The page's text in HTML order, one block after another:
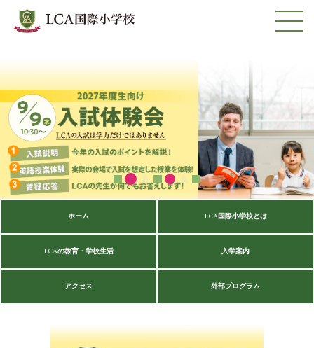
ホーム LCA国際小学校とは
LCAの教育・学校生活 入学案内
アクセス 外部プログラム